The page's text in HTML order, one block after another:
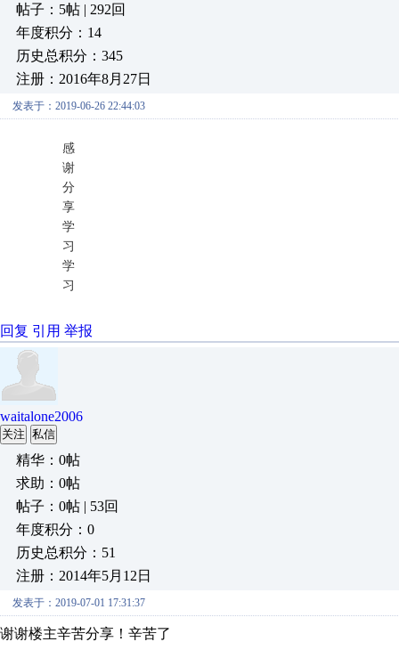
帖子：5帖 | 292回
年度积分：14
历史总积分：345
注册：2016年8月27日
发表于：2019-06-26 22:44:03
感
谢
分
享
学
习
学
习
回复 引用 举报
waitalone2006
关注 私信
精华：0帖
求助：0帖
帖子：0帖 | 53回
年度积分：0
历史总积分：51
注册：2014年5月12日
发表于：2019-07-01 17:31:37
谢谢楼主辛苦分享！辛苦了